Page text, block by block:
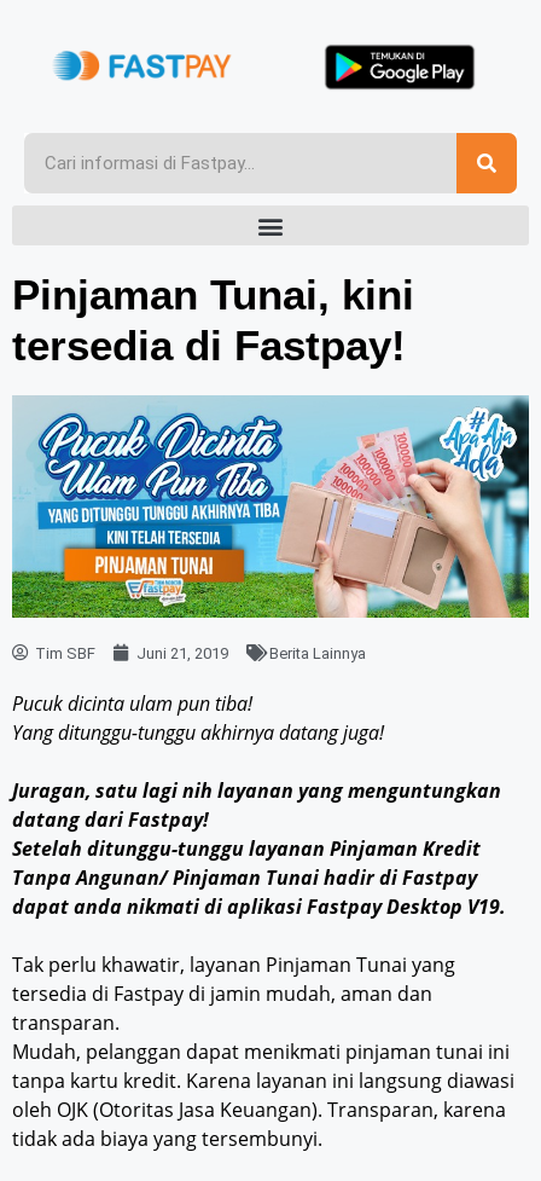
Pinjaman Tunai, kini
tersedia di Fastpay!
Tim SBF Juni 21, 2019 Berita Lainnya
Pucuk dicinta ulam pun tiba!
Yang ditunggu-tunggu akhirnya datang juga!
Juragan, satu lagi nih layanan yang menguntungkan
datang dari Fastpay!
Setelah ditunggu-tunggu layanan Pinjaman Kredit
Tanpa Angunan/ Pinjaman Tunai hadir di Fastpay
dapat anda nikmati di aplikasi Fastpay Desktop V19.
Tak perlu khawatir, layanan Pinjaman Tunai yang
tersedia di Fastpay di jamin mudah, aman dan
transparan.
Mudah, pelanggan dapat menikmati pinjaman tunai ini
tanpa kartu kredit. Karena layanan ini langsung diawasi
oleh OJK (Otoritas Jasa Keuangan). Transparan, karena
tidak ada biaya yang tersembunyi.